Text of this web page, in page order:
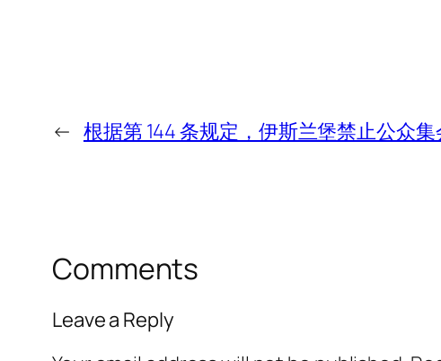
← 根据第 144 条规定，伊斯兰堡禁止公众集
Comments
Leave a Reply